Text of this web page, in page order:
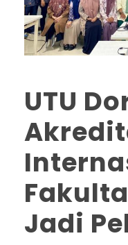
UTU
Jadi